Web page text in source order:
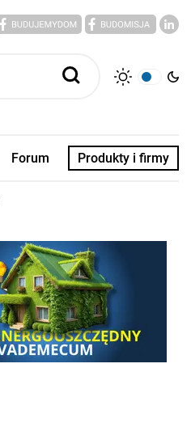
Forum Produkty i firmy